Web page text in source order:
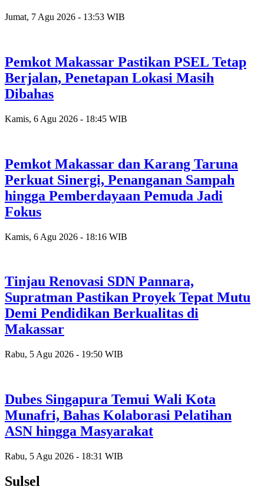
Jumat, 7 Agu 2026 - 13:53 WIB
Pemkot Makassar Pastikan PSEL Tetap
Berjalan, Penetapan Lokasi Masih
Dibahas
Kamis, 6 Agu 2026 - 18:45 WIB
Pemkot Makassar dan Karang Taruna
Perkuat Sinergi, Penanganan Sampah
hingga Pemberdayaan Pemuda Jadi
Fokus
Kamis, 6 Agu 2026 - 18:16 WIB
Tinjau Renovasi SDN Pannara,
Supratman Pastikan Proyek Tepat Mutu
Demi Pendidikan Berkualitas di
Makassar
Rabu, 5 Agu 2026 - 19:50 WIB
Dubes Singapura Temui Wali Kota
Munafri, Bahas Kolaborasi Pelatihan
ASN hingga Masyarakat
Rabu, 5 Agu 2026 - 18:31 WIB
Sulsel